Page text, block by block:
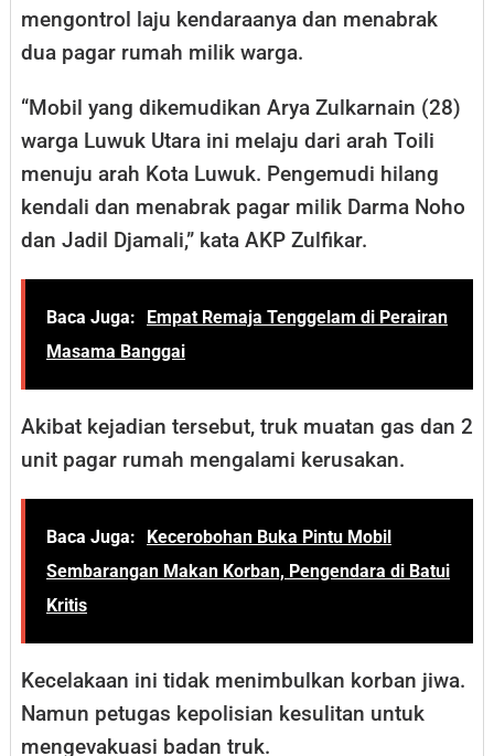
mengontrol laju kendaraanya dan menabrak
dua pagar rumah milik warga.
“Mobil yang dikemudikan Arya Zulkarnain (28)
warga Luwuk Utara ini melaju dari arah Toili
menuju arah Kota Luwuk. Pengemudi hilang
kendali dan menabrak pagar milik Darma Noho
dan Jadil Djamali,” kata AKP Zulfikar.
Baca Juga:
Empat Remaja Tenggelam di Perairan
Masama Banggai
Akibat kejadian tersebut, truk muatan gas dan 2
unit pagar rumah mengalami kerusakan.
Baca Juga:
Kecerobohan Buka Pintu Mobil
Sembarangan Makan Korban, Pengendara di Batui
Kritis
Kecelakaan ini tidak menimbulkan korban jiwa.
Namun petugas kepolisian kesulitan untuk
mengevakuasi badan truk.